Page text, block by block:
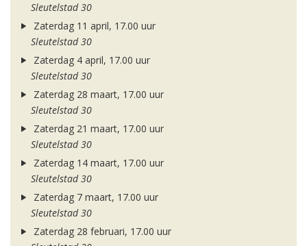
Sleutelstad 30
Zaterdag 11 april, 17.00 uur
Sleutelstad 30
Zaterdag 4 april, 17.00 uur
Sleutelstad 30
Zaterdag 28 maart, 17.00 uur
Sleutelstad 30
Zaterdag 21 maart, 17.00 uur
Sleutelstad 30
Zaterdag 14 maart, 17.00 uur
Sleutelstad 30
Zaterdag 7 maart, 17.00 uur
Sleutelstad 30
Zaterdag 28 februari, 17.00 uur